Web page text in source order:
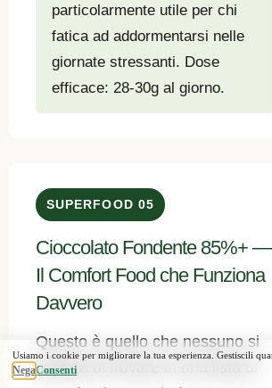
particolarmente utile per chi
fatica ad addormentarsi nelle
giornate stressanti. Dose
efficace: 28-30g al giorno.
SUPERFOOD 05
Cioccolato Fondente 85%+ —
Il Comfort Food che Funziona
Davvero
Questo è quello che nessuno si
aspetta di trovare in una lista di